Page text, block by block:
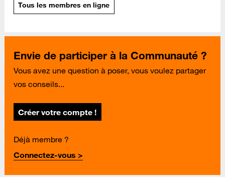
Tous les membres en ligne
Envie de participer à la Communauté ?
Vous avez une question à poser, vous voulez partager
vos conseils...
Créer votre compte !
Déjà membre ?
Connectez-vous >